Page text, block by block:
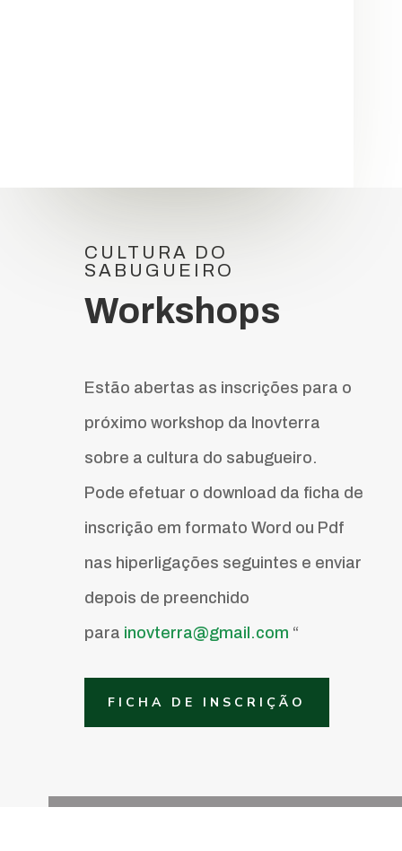
CULTURA DO
SABUGUEIRO
Workshops
Estão abertas as inscrições para o
próximo workshop da Inovterra
sobre a cultura do sabugueiro.
Pode efetuar o download da ficha de
inscrição em formato Word ou Pdf
nas hiperligações seguintes e enviar
depois de preenchido
para inovterra@gmail.com “
FICHA DE INSCRIÇÃO